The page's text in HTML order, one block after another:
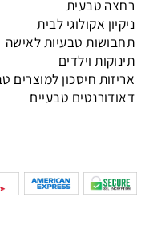
רחצה טבעית
ניקיון אקולוגי לבית
תחבושות טבעיות לאישה
תינוקות וילדים